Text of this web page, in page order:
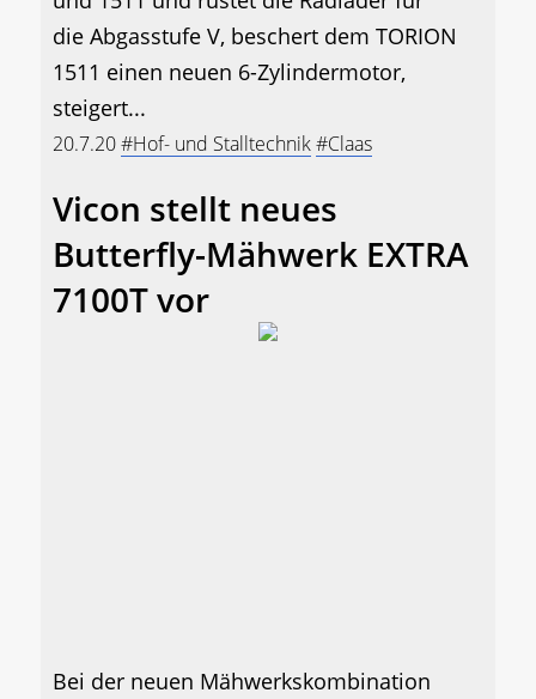
die Abgasstufe V, beschert dem TORION
1511 einen neuen 6-Zylindermotor,
steigert...
20.7.20#Hof- und Stalltechnik#Claas
Vicon stellt neues
Butterfly-Mähwerk EXTRA
7100T vor
Bei der neuen Mähwerkskombination